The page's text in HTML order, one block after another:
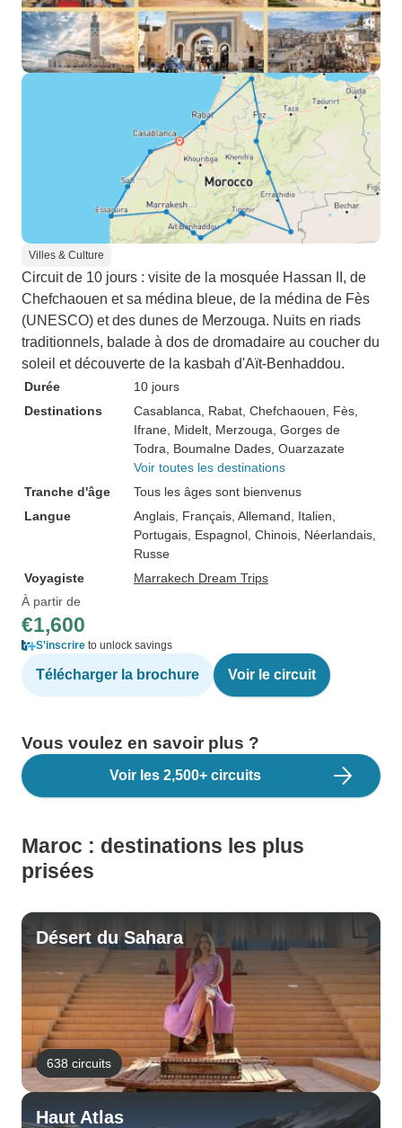
Villes & Culture
Circuit de 10 jours : visite de la mosquée Hassan II, de
Chefchaouen et sa médina bleue, de la médina de Fès
(UNESCO) et des dunes de Merzouga. Nuits en riads
traditionnels, balade à dos de dromadaire au coucher du
soleil et découverte de la kasbah d'Aït-Benhaddou.
Durée
10 jours
Destinations
Casablanca , Rabat , Chefchaouen , Fès
Ifrane , Midelt , Merzouga , Gorges de
Todra , Boumalne Dades , Ouarzazate
Voir toutes les destinations
Tranche d'âge
Tous les âges sont bienvenus
Langue
Anglais, Français, Allemand, Italien,
Portugais, Espagnol, Chinois, Néerlandais,
Russe
Voyagiste
Marrakech Dream Trips
À partir de
€1,600
S'inscrire to unlock savings
Télécharger la brochure Voir le circuit
Vous voulez en savoir plus ?
Voir les 2,500+ circuits
Maroc : destinations les plus
prisées
Désert du Sahara
638 circuits
Haut Atlas